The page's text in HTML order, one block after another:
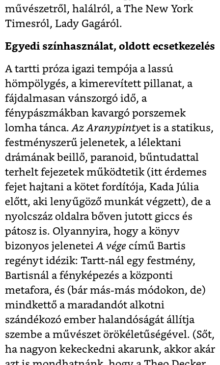
művészetről, halálról, a The New York
Timesról, Lady Gagáról.
Egyedi színhasználat, oldott ecsetkezelés
A tartti próza igazi tempója a lassú
hömpölygés, a kimerevített pillanat, a
fájdalmasan vánszorgó idő, a
fénypászmákban kavargó porszemek
lomha tánca. Az Aranypintyet is a statikus,
festményszerű jelenetek, a lélektani
drámának beillő, paranoid, bűntudattal
terhelt fejezetek működtetik (itt érdemes
fejet hajtani a kötet fordítója, Kada Júlia
előtt, aki lenyűgöző munkát végzett), de a
nyolcszáz oldalra bőven jutott giccs és
pátosz is. Olyannyira, hogy a könyv
bizonyos jelenetei A vége című Bartis
regényt idézik: Tartt-nál egy festmény,
Bartisnál a fényképezés a központi
metafora, és (bár más-más módokon, de)
mindkettő a maradandót alkotni
szándékozó ember halandóságát állítja
szembe a művészet örökéletűségével. (Sőt,
ha nagyon kekeckedni akarunk, akkor akár